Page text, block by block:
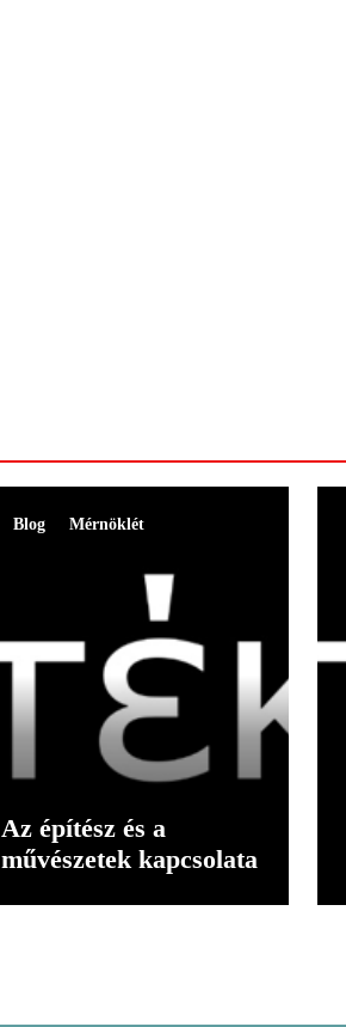
Blog Mérnöklét
Az építész és a
művészetek kapcsolata